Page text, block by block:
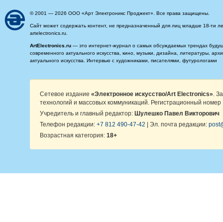
© 2001 — 2026 ООО «Арт Электроникс Проджект». Все права защищены.
Сайт может содержать контент, не предназначенный для лиц младше 18-ти
artelectronics.ru.
ArtElectronics.ru — это интернет-журнал о самых обсуждаемых трендах
современного актуального искусства, кино, музыки, дизайна, литературы,
актуального искусства. Интервью с художниками, писателями, футурологами
Сетевое издание «Электронное искусство/Art Electronics» .
технологий и массовых коммуникаций. Регистрационный
Учредитель и главный редактор: Шулешко Павел Викторович
Телефон редакции: +7 812 490-47-42 | Эл. почта редакции:
Возрастная категория: 18+